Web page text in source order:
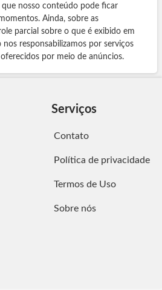
que nosso conteúdo pode ficar
Ainda, sobre as
parcial sobre o que é exibido em
responsabilizamos por serviços
por meio de anúncios.
Serviços
Contato
Política de privacidade
Termos de Uso
Sobre nós